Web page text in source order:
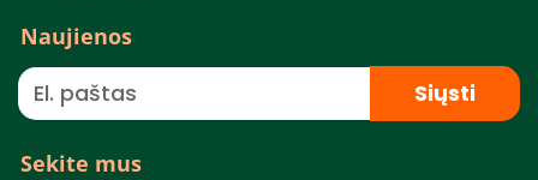
Naujienos
Siųsti
Sekite mus